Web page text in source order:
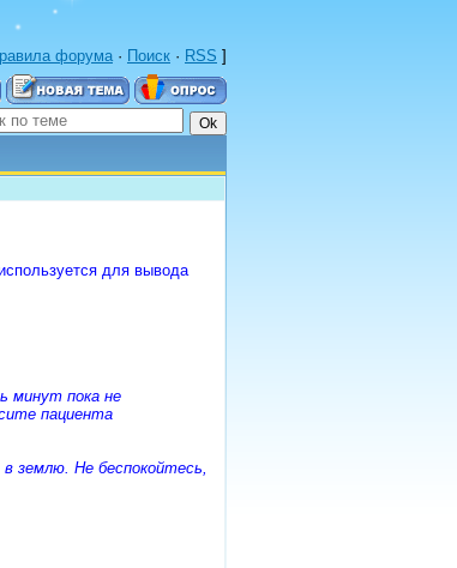
форума · Поиск · RSS ]
для вывода
минут пока не
пациента
землю. Не беспокойтесь,